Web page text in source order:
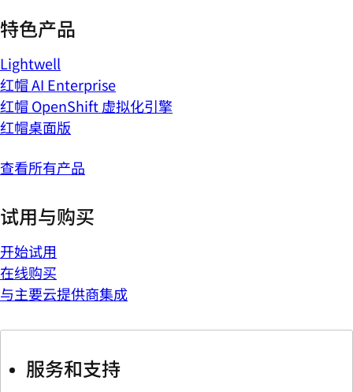
特色产品
Lightwell
红帽 AI Enterprise
红帽 OpenShift 虚拟化引擎
红帽桌面版
查看所有产品
试用与购买
开始试用
在线购买
与主要云提供商集成
服务和支持